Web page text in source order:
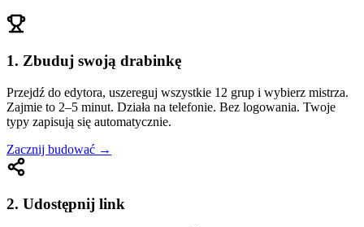
1. Zbuduj swoją drabinkę
Przejdź do edytora, uszereguj wszystkie 12 grup i wybierz mistrza.
Zajmie to 2–5 minut. Działa na telefonie. Bez logowania. Twoje
typy zapisują się automatycznie.
Zacznij budować →
2. Udostępnij link